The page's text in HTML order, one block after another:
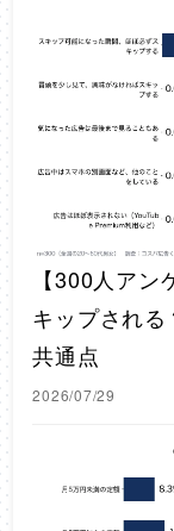
【300人ア
キップされ
共通点
2026/07/29